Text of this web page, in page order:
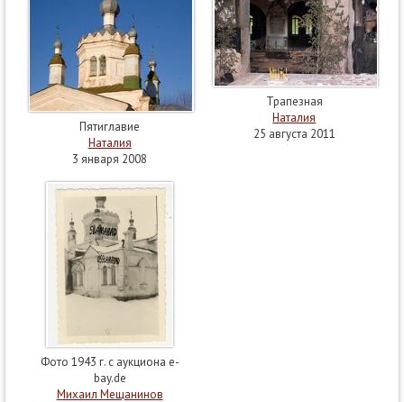
Пятиглавие
Наталия
3 января 2008
Трапезная
Наталия
25 августа 2011
Фото 1943 г. с аукциона e-
bay.de
Михаил Мещанинов